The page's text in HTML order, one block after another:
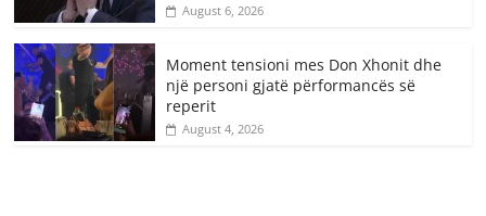
August 6, 2026
Moment tensioni mes Don Xhonit dhe
një personi gjatë përformancës së
reperit
August 4, 2026